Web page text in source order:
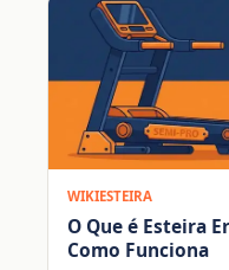
WIKIESTEIRA
O Que é Esteira
Como Funciona